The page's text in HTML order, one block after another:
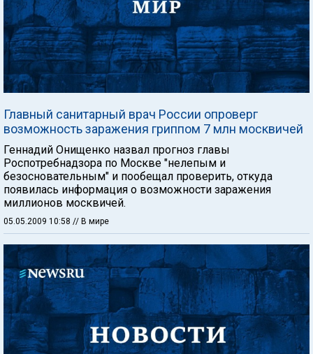
Главный санитарный врач России опроверг
возможность заражения гриппом 7 млн москвичей
Геннадий Онищенко назвал прогноз главы
Роспотребнадзора по Москве "нелепым и
безосновательным" и пообещал проверить, откуда
появилась информация о возможности заражения
миллионов москвичей.
05.05.2009 10:58 // В мире